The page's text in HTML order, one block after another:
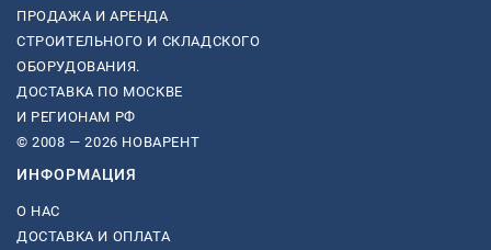
ПРОДАЖА И АРЕНДА
СТРОИТЕЛЬНОГО И СКЛАДСКОГО
ОБОРУДОВАНИЯ.
ДОСТАВКА ПО МОСКВЕ
И РЕГИОНАМ РФ
© 2008 — 2026 НОВАРЕНТ
ИНФОРМАЦИЯ
О НАС
ДОСТАВКА И ОПЛАТА